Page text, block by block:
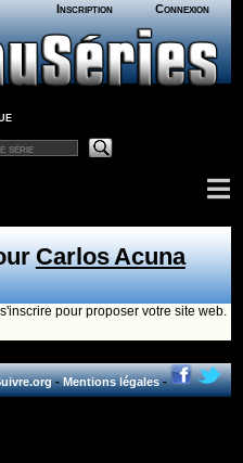
Inscription Connexion
Carlos Acuna
pour proposer votre site web.
-Mentions légales-